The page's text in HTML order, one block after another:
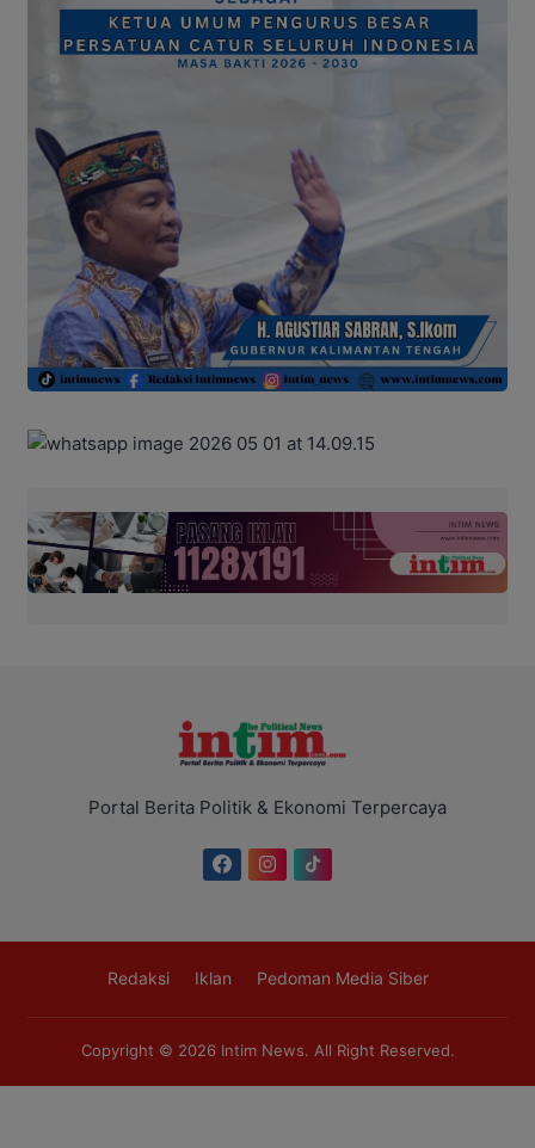
Portal Berita Politik & Ekonomi Terpercaya
Redaksi Iklan Pedoman Media Siber
Copyright © 2026 Intim News. All Right Reserved.